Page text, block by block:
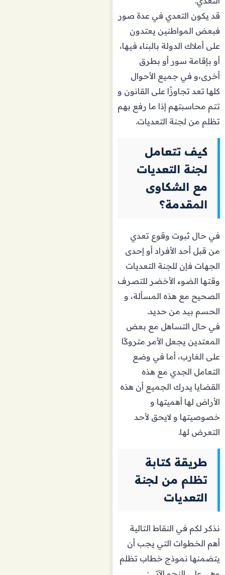
قد يكون التعدي في عدة صور
فبعض المواطنين يعتدون
على أملاك الدولة بالبناء فيها،
أو بإقامة سور أو بطرق
أخرى،و في جميع الأحوال
كلها تعد تجاوزًا على القانون و
تتم محاسبتهم إذا ما رفع بهم
تظلم من لجنة التعديات.
كيف تتعامل
لجنة التعديات
مع الشكاوى
المقدمة؟
في حال ثبوت وقوع تعدي
من قبل أحد الأفراد أو إحدى
الجهات فإن للجنة التعديات
وقتها الضوء الأخضر للتصرف
الصحيح مع هذه المسألة، و
الحسم بيد من حديد.
في حال التساهل مع بعض
المعتدين يجعل الأمر متروكًا
على الغارب، أما في وضع
التعامل الجدي مع هذه
القضايا يدرك الجميع أن هذه
الأراض لها أهميتها و
خصوصيتها و لايحق لأحد
التعرض لها.
طريقة كتابة
تظلم من لجنة
التعديات
نذكر لكم في النقاط التالية
أهم الخطوات التي يجب أن
يتضمنها نموذج خطاب تظلم